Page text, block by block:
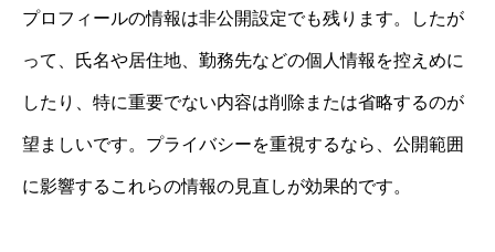
プロフィールの情報は非公開設定でも残ります。したが
って、氏名や居住地、勤務先などの個人情報を控えめに
したり、特に重要でない内容は削除または省略するのが
望ましいです。プライバシーを重視するなら、公開範囲
に影響するこれらの情報の見直しが効果的です。